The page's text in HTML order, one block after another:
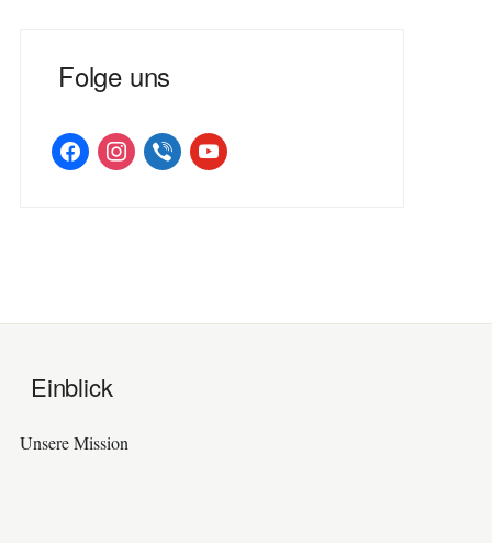
Folge uns
facebookinstagramviber youtube
Einblick
Unsere Mission